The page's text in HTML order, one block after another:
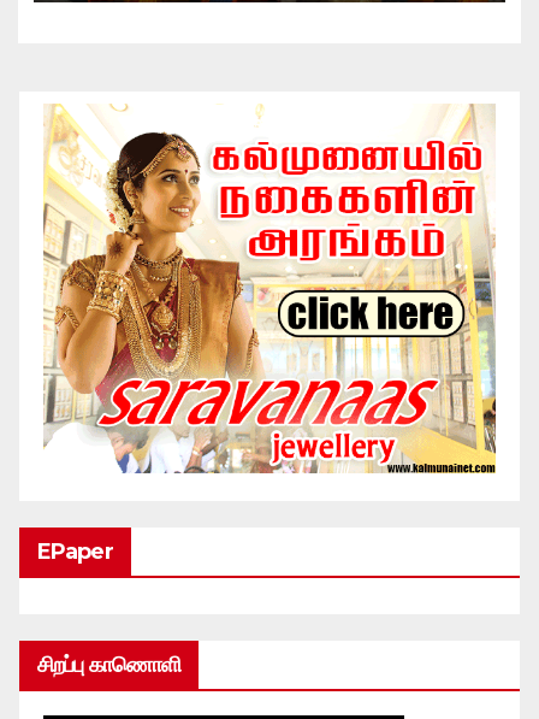
EPaper
சிறப்பு காணொளி